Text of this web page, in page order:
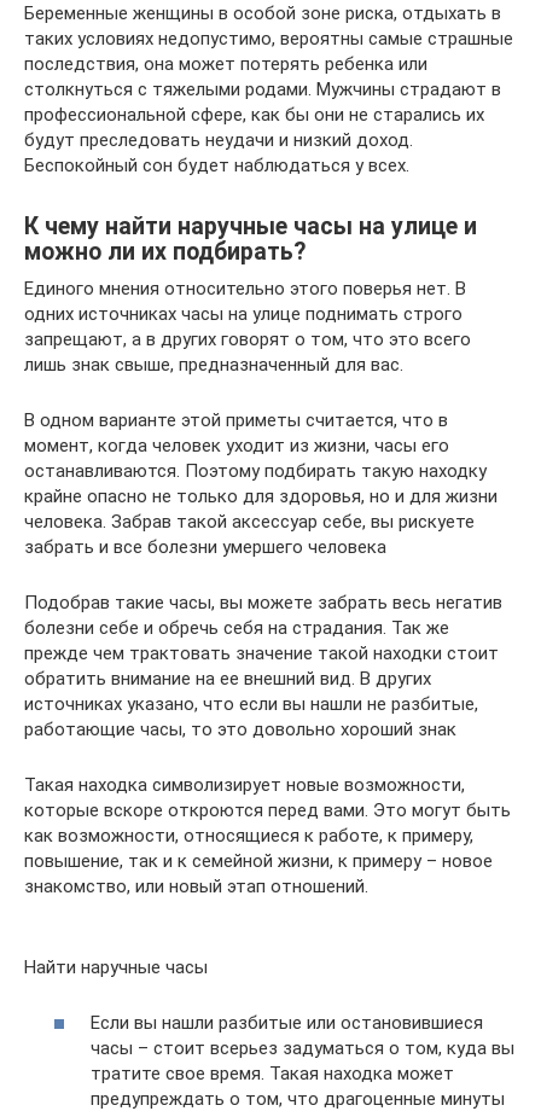
Беременные женщины в особой зоне риска, отдыхать в
таких условиях недопустимо, вероятны самые страшные
последствия, она может потерять ребенка или
столкнуться с тяжелыми родами. Мужчины страдают в
профессиональной сфере, как бы они не старались их
будут преследовать неудачи и низкий доход.
Беспокойный сон будет наблюдаться у всех.
К чему найти наручные часы на улице и
можно ли их подбирать?
Единого мнения относительно этого поверья нет. В
одних источниках часы на улице поднимать строго
запрещают, а в других говорят о том, что это всего
лишь знак свыше, предназначенный для вас.
В одном варианте этой приметы считается, что в
момент, когда человек уходит из жизни, часы его
останавливаются. Поэтому подбирать такую находку
крайне опасно не только для здоровья, но и для жизни
человека. Забрав такой аксессуар себе, вы рискуете
забрать и все болезни умершего человека
Подобрав такие часы, вы можете забрать весь негатив
болезни себе и обречь себя на страдания. Так же
прежде чем трактовать значение такой находки стоит
обратить внимание на ее внешний вид. В других
источниках указано, что если вы нашли не разбитые,
работающие часы, то это довольно хороший знак
Такая находка символизирует новые возможности,
которые вскоре откроются перед вами. Это могут быть
как возможности, относящиеся к работе, к примеру,
повышение, так и к семейной жизни, к примеру – новое
знакомство, или новый этап отношений.
Найти наручные часы
Если вы нашли разбитые или остановившиеся
часы – стоит всерьез задуматься о том, куда вы
тратите свое время. Такая находка может
предупреждать о том, что драгоценные минуты